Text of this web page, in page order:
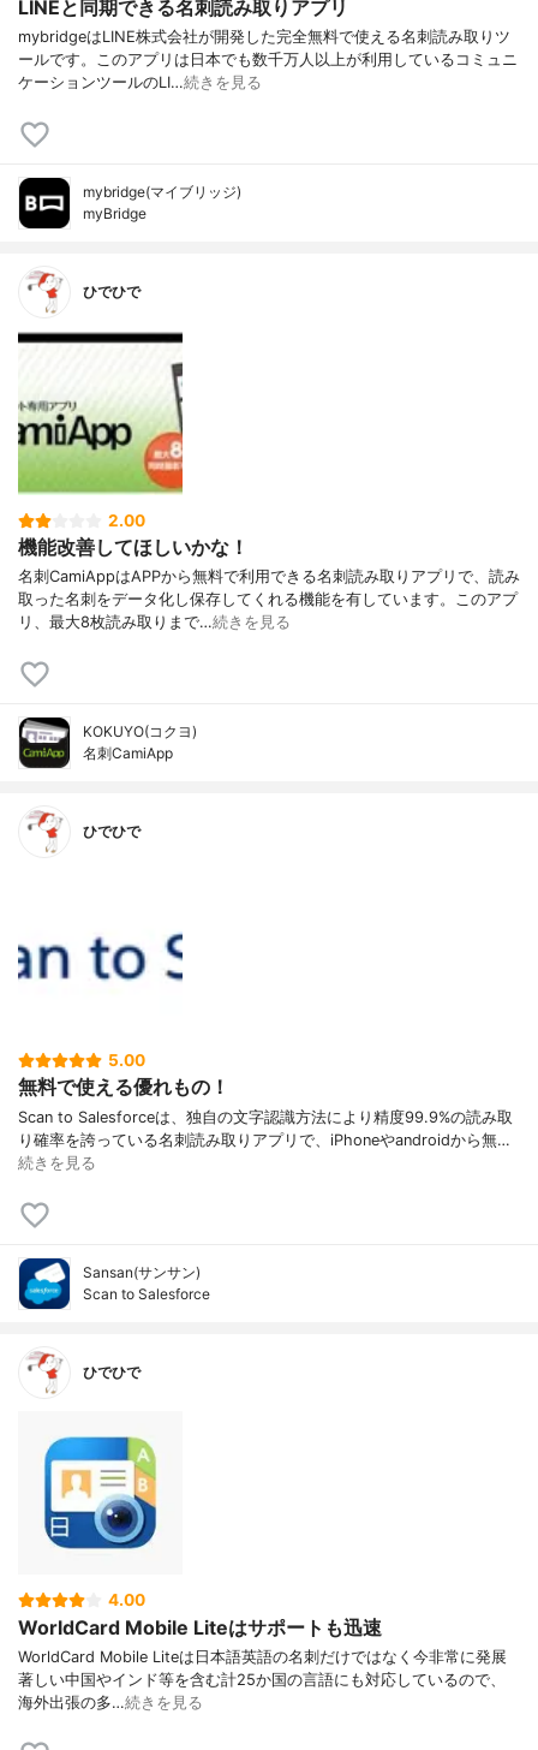
LINEと同期できる名刺読み取りアプリ
mybridgeはLINE株式会社が開発した完全無料で使える名刺読み取りツ
ールです。このアプリは日本でも数千万人以上が利用しているコミュニ
ケーションツールのLI…続きを見る
mybridge(マイブリッジ)
myBridge
ひでひで
2.00
機能改善してほしいかな！
名刺CamiAppはAPPから無料で利用できる名刺読み取りアプリで、読み
取った名刺をデータ化し保存してくれる機能を有しています。このアプ
リ、最大8枚読み取りまで…続きを見る
KOKUYO(コクヨ)
名刺CamiApp
ひでひで
5.00
無料で使える優れもの！
Scan to Salesforceは、独自の文字認識方法により精度99.9%の読み取
り確率を誇っている名刺読み取りアプリで、iPhoneやandroidから無…
続きを見る
Sansan(サンサン)
Scan to Salesforce
ひでひで
4.00
WorldCard Mobile Liteはサポートも迅速
WorldCard Mobile Liteは日本語英語の名刺だけではなく今非常に発展
著しい中国やインド等を含む計25か国の言語にも対応しているので、
海外出張の多…続きを見る